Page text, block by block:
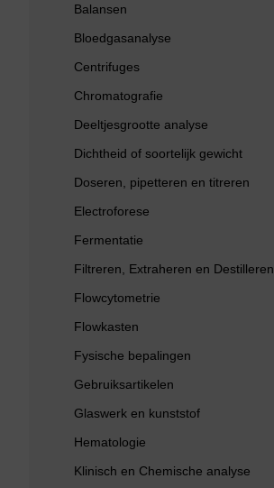
Balansen
Bloedgasanalyse
Centrifuges
Chromatografie
Deeltjesgrootte analyse
Dichtheid of soortelijk gewicht
Doseren, pipetteren en titreren
Electroforese
Fermentatie
Filtreren, Extraheren en Destilleren
Flowcytometrie
Flowkasten
Fysische bepalingen
Gebruiksartikelen
Glaswerk en kunststof
Hematologie
Klinisch en Chemische analyse